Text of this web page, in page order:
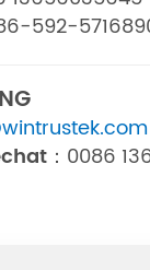
592-
： 0086